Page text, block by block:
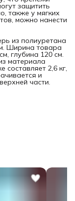
защитить
также у мягких
можно нанести
из полиуретана
Ширина товара
глубина 120 см.
материала
составляет 2,6 кг,
и
части.